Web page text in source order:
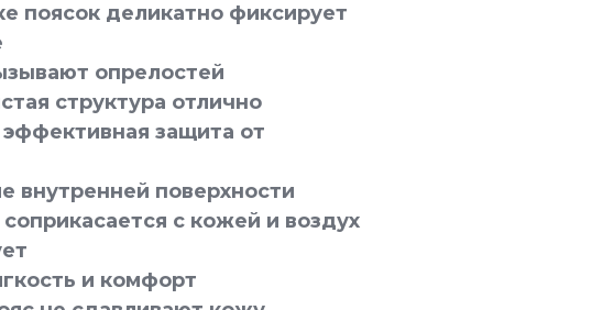
поясок деликатно фиксирует
опрелостей
структура отлично
эффективная защита от
внутренней поверхности
с кожей и воздух
и комфорт